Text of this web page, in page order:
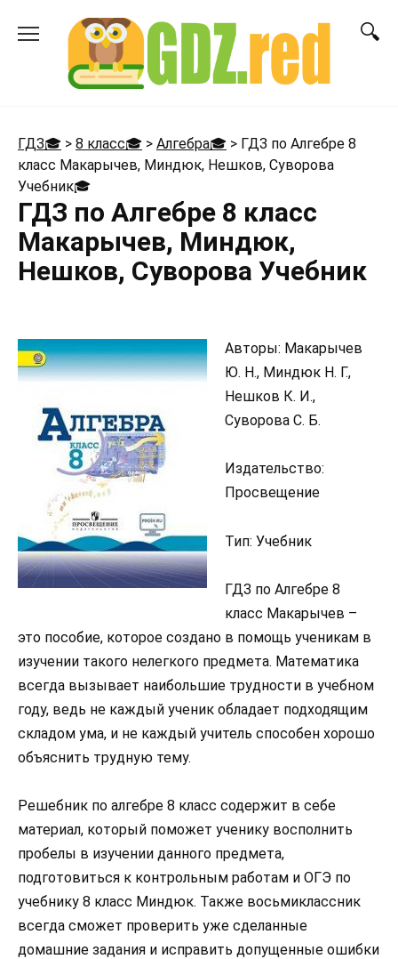
ГДЗ🎓 > 8 класс🎓 > Алгебра🎓 > ГДЗ по Алгебре 8
класс Макарычев, Миндюк, Нешков, Суворова
Учебник🎓
ГДЗ по Алгебре 8 класс
Макарычев, Миндюк,
Нешков, Суворова Учебник
Авторы: Макарычев
Ю. Н., Миндюк Н. Г.,
Нешков К. И.,
Суворова С. Б.
Издательство:
Просвещение
Тип: Учебник
ГДЗ по Алгебре 8
класс Макарычев –
это пособие, которое создано в помощь ученикам в
изучении такого нелегкого предмета. Математика
всегда вызывает наибольшие трудности в учебном
году, ведь не каждый ученик обладает подходящим
складом ума, и не каждый учитель способен хорошо
объяснить трудную тему.
Решебник по алгебре 8 класс содержит в себе
материал, который поможет ученику восполнить
пробелы в изучении данного предмета,
подготовиться к контрольным работам и ОГЭ по
учебнику 8 класс Миндюк. Также восьмиклассник
всегда сможет проверить уже сделанные
домашние задания и исправить допущенные ошибки